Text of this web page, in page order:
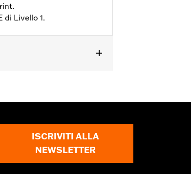
di Livello 1.
ISCRIVITI ALLA
NEWSLETTER